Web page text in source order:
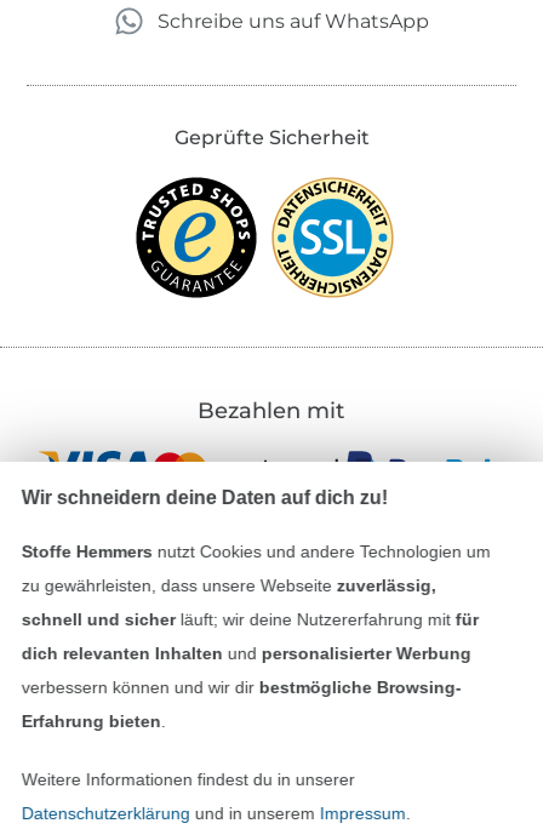
Schreibe uns auf WhatsApp
Geprüfte Sicherheit
Bezahlen mit
Unsere Versandpartner
In den deutschen Shop wechseln (aktuell
Wir schneidern deine Daten auf dich zu!
Stoffe Hemmers nutzt Cookies und andere Technologien um
zu gewährleisten, dass unsere Webseite zuverlässig,
schnell und sicherläuft; wir deine Nutzererfahrung mitfür
dich relevanten Inhalten und personalisierter Werbung
verbessern können und wir dir bestmögliche Browsing-
Erfahrung bieten
Weitere Informationen findest du in unserer
Datenschutzerklärung und in unserem Impressum